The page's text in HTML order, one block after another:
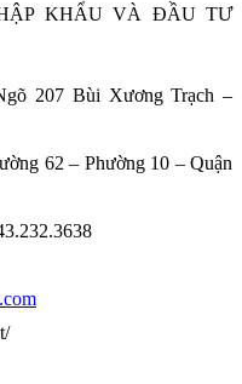
KHẨU VÀ ĐẦU TƯ
207 Bùi Xương Trạch –
62 – Phường 10 – Quận